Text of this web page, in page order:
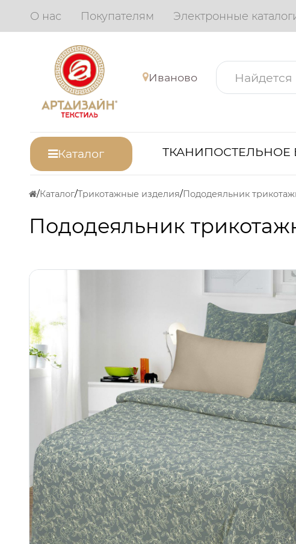
О нас Покупателям Электронные
Иваново
Каталог ТКАНИПОСТЕЛЬНОЕ
Каталог Трикотажные изделия
Пододеяльник